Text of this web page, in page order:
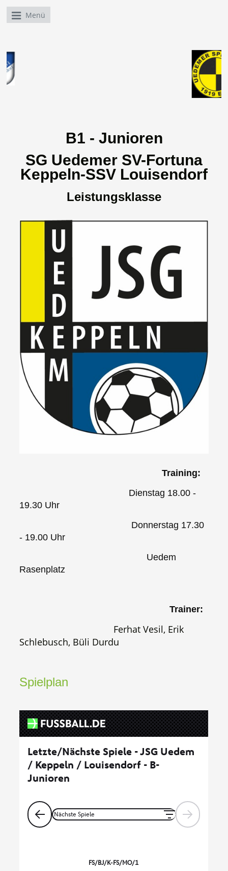
Menü
B1 - Junioren
SG Uedemer SV-Fortuna
Keppeln-SSV Louisendorf
Leistungsklasse
Training:
Dienstag 18.00 -
19.30 Uhr
Donnerstag 17.30
- 19.00 Uhr
Uedem
Rasenplatz
Trainer:
Ferhat Vesil, Erik
Schlebusch, Büli Durdu
Spielplan